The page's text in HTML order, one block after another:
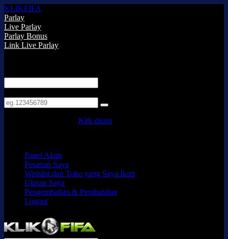
KLIKFIFA
Parlay
Live Parlay
Parlay Bonus
Link Live Parlay
Klik disini
Panel Akun
Pesanan Saya
Wishlist dan Toko yang Saya Ikuti
Ulasan Saya
Pengembalian & Pembatalan
Logout